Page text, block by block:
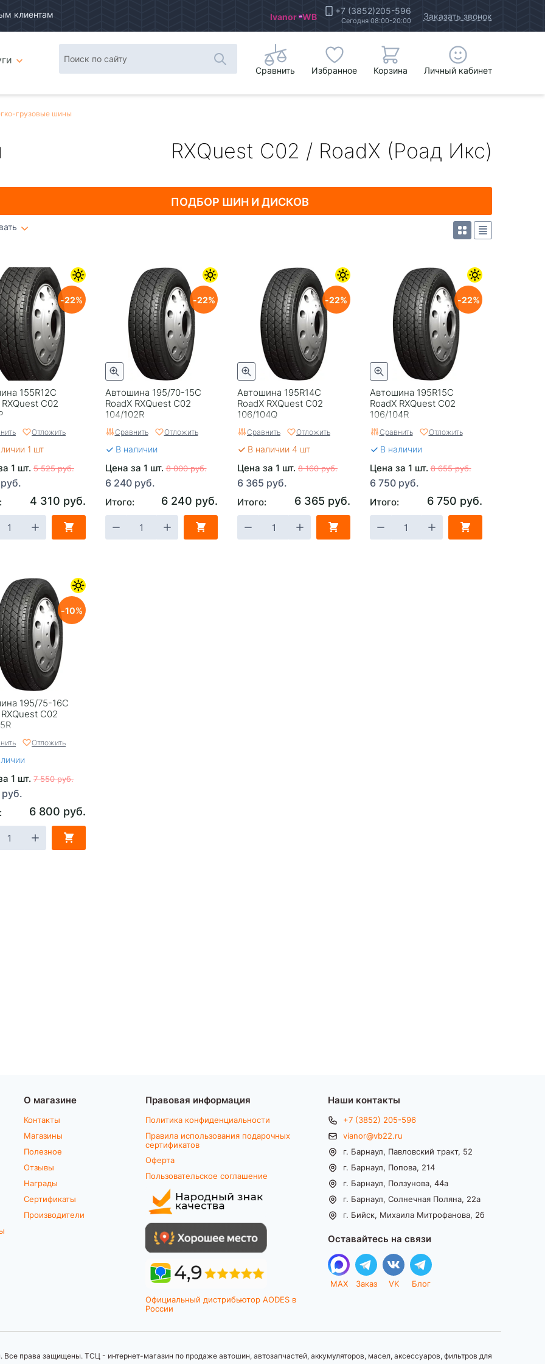
клиентам Ivanor WB +7 (3852)205-596
Сегодня 08:00-20:00 Заказать звонок
Сравнить Избранное Корзина Личный кабинет
грузовые шины
RXQuest C02 / RoadX (Роад Икс)
ПОДБОР ШИНИ ДИСКОВ
155R12С
RXQuest C02
22
Отложить
1 шт
1 шт. 5 525 руб.
4 310 руб.
Автошина 195/70-15C
RoadX RXQuest C02
104/102R
22
Сравнить Отложить
В наличии
Цена за 1 шт.8 000 руб.
6 240 руб.
Итого: 6 240 руб.
Автошина 195R14С
RoadX RXQuest C02
106/104Q
22
Сравнить Отложить
В наличии 4 шт
Цена за 1 шт. 8 160 руб.
6 365 руб.
Итого: 6 365 руб.
Автошина 195R15С
RoadX RXQuest C02
106/104R
22
Сравнить Отложить
В наличии
Цена за 1 шт.8 655 руб.
6 750 руб.
Итого: 6 750 руб.
195/75-16C
C02
10
Отложить
1 шт. 7 550 руб.
6 800 руб.
О магазине
Контакты
Магазины
Полезное
Отзывы
Награды
Сертификаты
Производители
Правовая информация
Политика конфиденциальности
Правила использования подарочных
сертификатов
Оферта
Пользовательское соглашение
Официальный дистрибьютор AODES в
России
Наши контакты
+7 (3852) 205-596
vianor@vb22.ru
г. Барнаул, Павловский тракт, 52
г. Барнаул, Попова, 214
г. Барнаул, Ползунова, 44а
г. Барнаул, Солнечная Поляна, 22а
г. Бийск, Михаила Митрофанова, 2б
Оставайтесь на связи
MAX Заказ VK Блог
права защищены. ТСЦ - интернет-магазин по продаже автошин, автозапчастей, аккумуляторов, масел, аксессуаров, фильтров для